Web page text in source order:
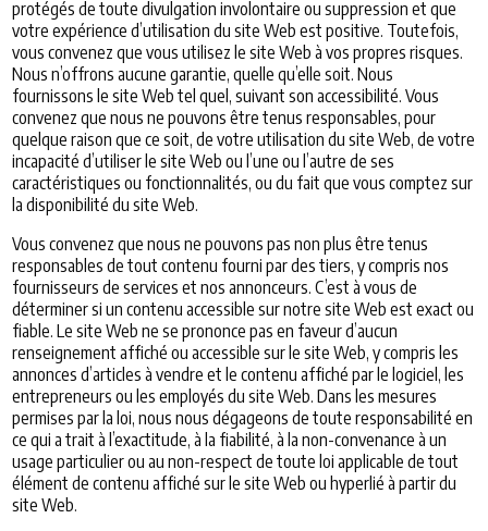
protégés de toute divulgation involontaire ou suppression et que
votre expérience d’utilisation du site Web est positive. Toutefois,
vous convenez que vous utilisez le site Web à vos propres risques.
Nous n’offrons aucune garantie, quelle qu’elle soit. Nous
fournissons le site Web tel quel, suivant son accessibilité. Vous
convenez que nous ne pouvons être tenus responsables, pour
quelque raison que ce soit, de votre utilisation du site Web, de votre
incapacité d’utiliser le site Web ou l’une ou l’autre de ses
caractéristiques ou fonctionnalités, ou du fait que vous comptez sur
la disponibilité du site Web.
Vous convenez que nous ne pouvons pas non plus être tenus
responsables de tout contenu fourni par des tiers, y compris nos
fournisseurs de services et nos annonceurs. C’est à vous de
déterminer si un contenu accessible sur notre site Web est exact ou
fiable. Le site Web ne se prononce pas en faveur d’aucun
renseignement affiché ou accessible sur le site Web, y compris les
annonces d’articles à vendre et le contenu affiché par le logiciel, les
entrepreneurs ou les employés du site Web. Dans les mesures
permises par la loi, nous nous dégageons de toute responsabilité en
ce qui a trait à l’exactitude, à la fiabilité, à la non-convenance à un
usage particulier ou au non-respect de toute loi applicable de tout
élément de contenu affiché sur le site Web ou hyperlié à partir du
site Web.